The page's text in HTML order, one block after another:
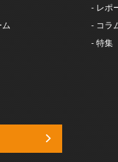
- レポ
- コラ
- 特集